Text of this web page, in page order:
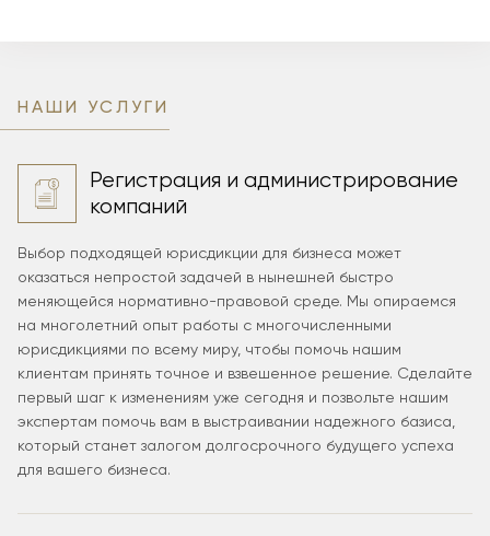
НАШИ УСЛУГИ
Регистрация и администрирование
компаний
Выбор подходящей юрисдикции для бизнеса может
оказаться непростой задачей в нынешней быстро
меняющейся нормативно-правовой среде. Мы опираемся
на многолетний опыт работы с многочисленными
юрисдикциями по всему миру, чтобы помочь нашим
клиентам принять точное и взвешенное решение. Сделайте
первый шаг к изменениям уже сегодня и позвольте нашим
экспертам помочь вам в выстраивании надежного базиса,
который станет залогом долгосрочного будущего успеха
для вашего бизнеса.